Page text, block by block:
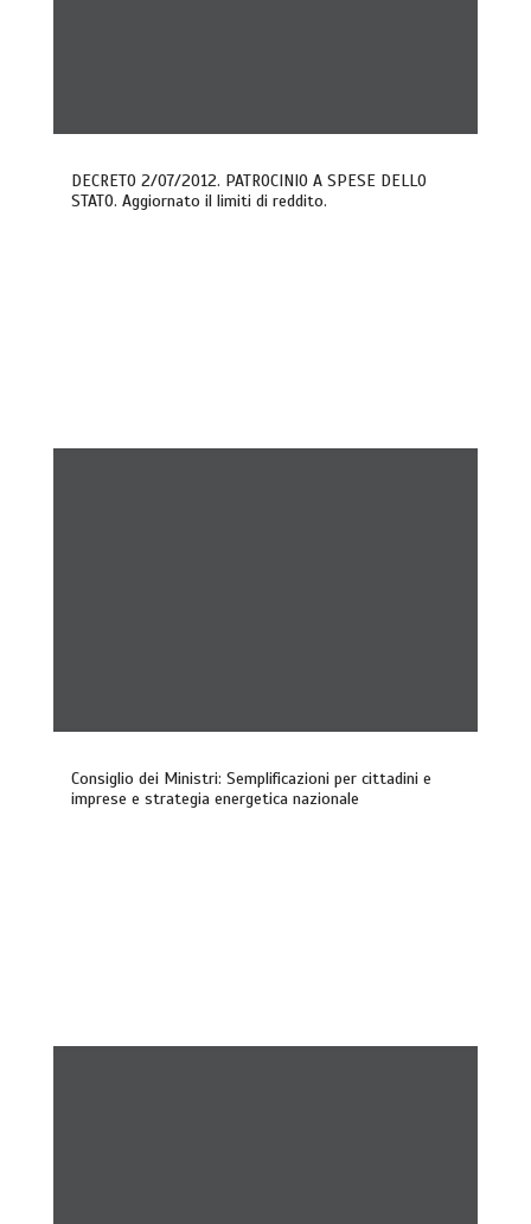
DECRETO 2/07/2012. PATROCINIO A SPESE DELLO
STATO. Aggiornato il limiti di reddito.
Consiglio dei Ministri: Semplificazioni per cittadini e
imprese e strategia energetica nazionale